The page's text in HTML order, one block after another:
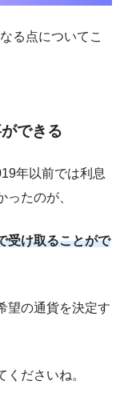
る点についてこ
できる
年以前では利息
たのが、
受け取ることがで
望の通貨を決定す
ださいね。